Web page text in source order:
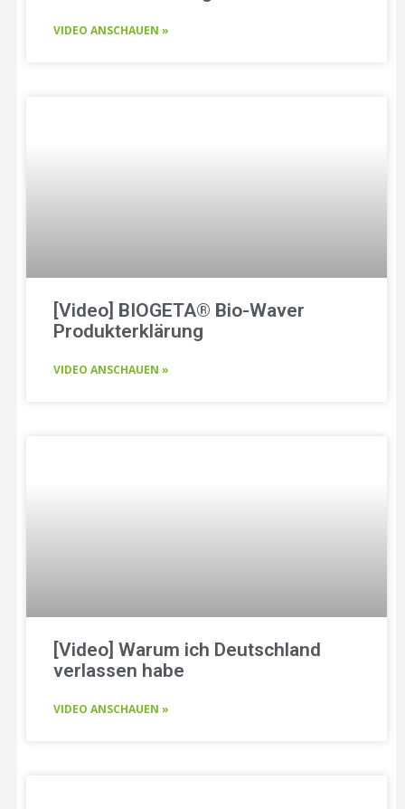
VIDEO ANSCHAUEN »
[Video] BIOGETA® Bio-Waver
Produkterklärung
VIDEO ANSCHAUEN »
[Video] Warum ich Deutschland
verlassen habe
VIDEO ANSCHAUEN »